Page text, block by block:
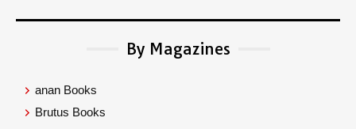
By Magazines
anan Books
Brutus Books